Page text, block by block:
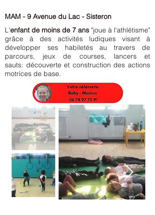
MAM - 9 Avenue du Lac - Sisteron
L'enfant de moins de 7 ans "joue à l'athlétisme"
grâce à des activités ludiques visant à
développer ses habiletés au travers de
parcours, jeux de courses, lancers et
sauts: découverte et construction des actions
motrices de base.